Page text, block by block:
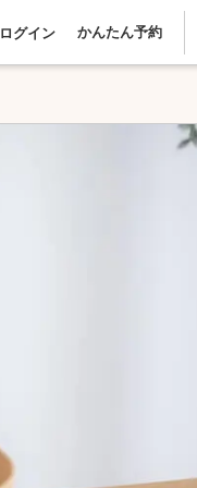
ログイン かんたん予約